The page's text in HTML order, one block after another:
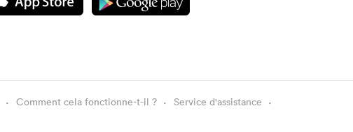
Comment cela fonctionne-t-il ? Service d'assistance